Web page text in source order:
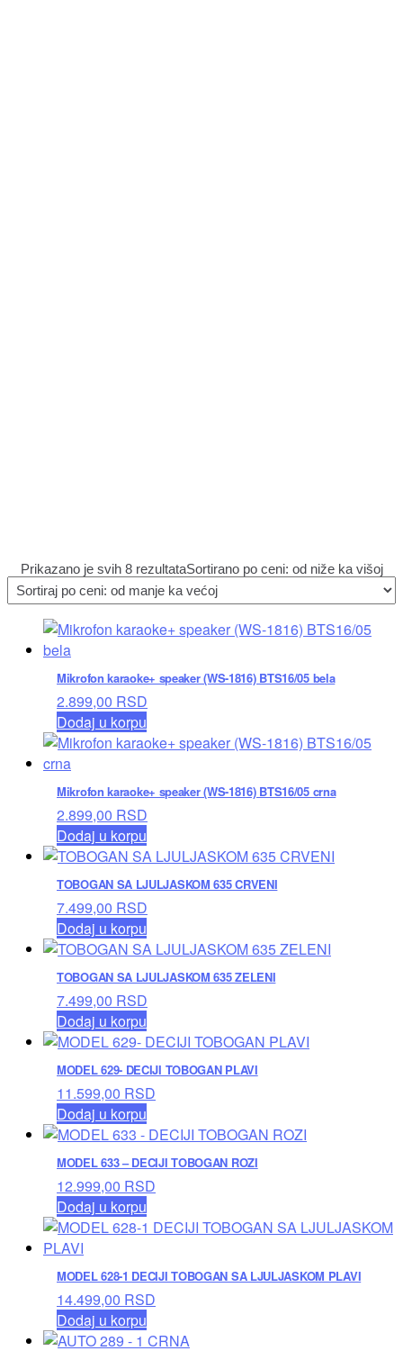
Prikazano je svih 8 rezultataSortirano po ceni: od niže ka višoj
Mikrofon karaoke+ speaker (WS-1816) BTS16/05 bela
2.899,00 RSD
Dodaj u korpu
Mikrofon karaoke+ speaker (WS-1816) BTS16/05 crna
2.899,00 RSD
Dodaj u korpu
TOBOGAN SA LJULJASKOM 635 CRVENI
7.499,00 RSD
Dodaj u korpu
TOBOGAN SA LJULJASKOM 635 ZELENI
7.499,00 RSD
Dodaj u korpu
MODEL 629- DECIJI TOBOGAN PLAVI
11.599,00 RSD
Dodaj u korpu
MODEL 633 – DECIJI TOBOGAN ROZI
12.999,00 RSD
Dodaj u korpu
MODEL 628-1 DECIJI TOBOGAN SA LJULJASKOM PLAVI
14.499,00 RSD
Dodaj u korpu